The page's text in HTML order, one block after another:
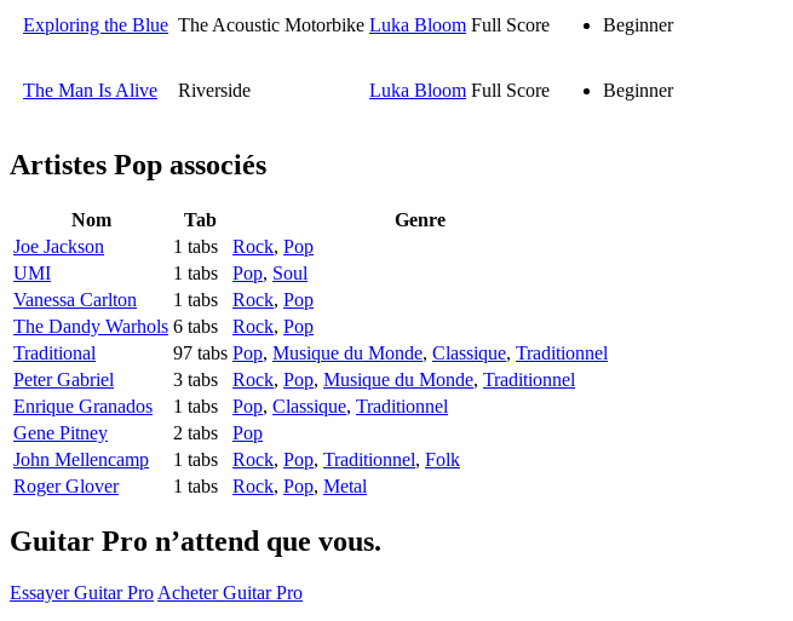
Exploring the Blue The Acoustic Motorbike Luka Bloom Full Score Beginner
The Man Is Alive Riverside Luka Bloom Full Score Beginner
Artistes Pop associés
Nom Tab
Genre
Joe Jackson
1 tabs Rock, Pop
UMI
1 tabs Pop, Soul
Vanessa Carlton
1 tabs Rock, Pop
The Dandy Warhols 6 tabs Rock, Pop
Traditional
97 tabs Pop, Musique du Monde, Classique, Traditionnel
Peter Gabriel
3 tabs Rock, Pop, Musique du Monde, Traditionnel
Enrique Granados
1 tabs Pop, Classique, Traditionnel
Gene Pitney
2 tabs
Pop
John Mellencamp
1 tabs Rock, Pop, Traditionnel, Folk
Roger Glover
1 tabs Rock, Pop, Metal
Guitar Pro n’attend que vous.
Essayer Guitar Pro Acheter Guitar Pro